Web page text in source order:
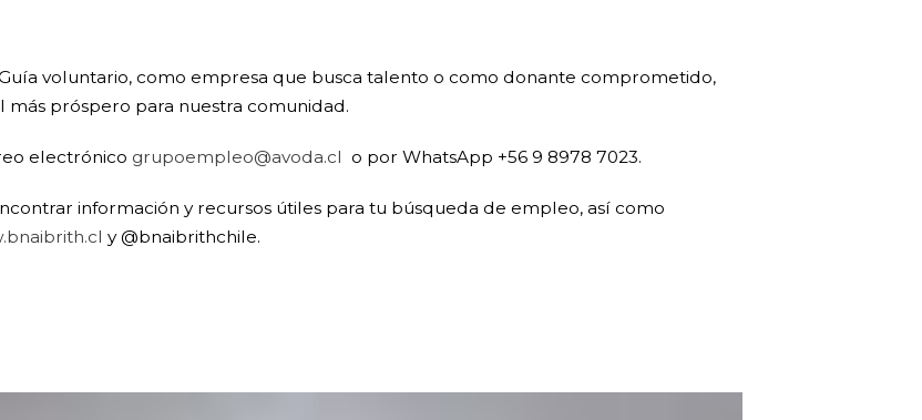
Guía voluntario, como empresa que busca talento o como donante comprometido,
próspero para nuestra comunidad.
electrónico grupoempleo@avoda.cl o por WhatsApp +56 9 8978 7023.
información y recursos útiles para tu búsqueda de empleo, así como
y @bnaibrithchile.